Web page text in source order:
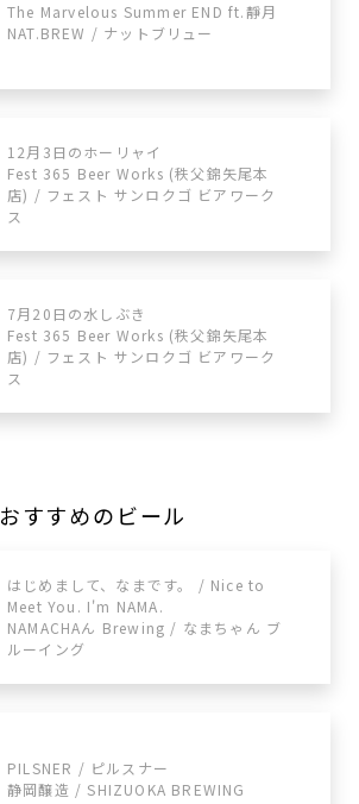
The Marvelous Summer END ft.靜月
NAT.BREW / ナットブリュー
12月3日のホーリャイ
Fest 365 Beer Works (秩父錦矢尾本
店) / フェスト サンロクゴ ビアワーク
ス
7月20日の水しぶき
Fest 365 Beer Works (秩父錦矢尾本
店) / フェスト サンロクゴ ビアワーク
ス
おすすめのビール
はじめまして、なまです。 / Nice to
Meet You. I'm NAMA.
NAMACHAん Brewing / なまちゃん ブ
ルーイング
PILSNER / ピルスナー
静岡醸造 / SHIZUOKA BREWING